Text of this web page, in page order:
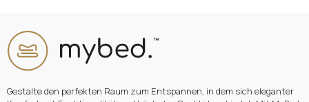
Gestalte den perfekten Raum zum Entspannen, in dem sich eleganter